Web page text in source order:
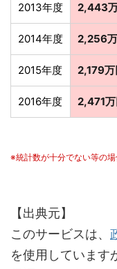
2013年度 2,443
2014年度 2,256
2015年度 2,179万
2016年度 2,471万
※統計数が十分でない等の
【出典元】
このサービスは、
を使用しています